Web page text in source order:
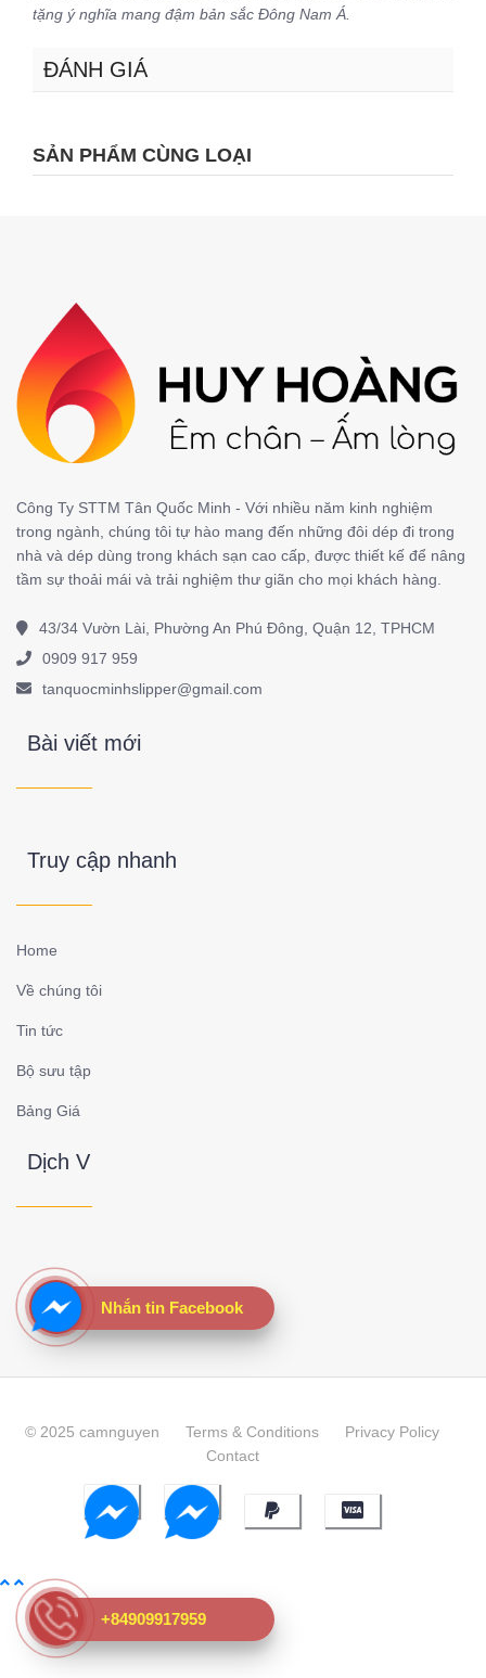
tặng ý nghĩa mang đậm bản sắc Đông Nam Á.
ĐÁNH GIÁ
SẢN PHẨM CÙNG LOẠI
Công Ty STTM Tân Quốc Minh - Với nhiều năm kinh nghiệm
trong ngành, chúng tôi tự hào mang đến những đôi dép đi trong
nhà và dép dùng trong khách sạn cao cấp, được thiết kế để nâng
tầm sự thoải mái và trải nghiệm thư giãn cho mọi khách hàng.
43/34 Vườn Lài, Phường An Phú Đông, Quận 12, TPHCM
0909 917 959
tanquocminhslipper@gmail.com
Bài viết mới
Truy cập nhanh
Home
Về chúng tôi
Tin tức
Bộ sưu tập
Bảng Giá
Dịch V
© 2025 camnguyen Terms & Conditions
Privacy Policy
Contact
Nhắn tin Facebook
+84909917959